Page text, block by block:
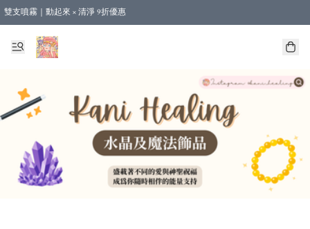
雙支噴霧｜動起來 × 清淨 9折優惠
🎁新會員首單 9 折 - 立即註冊，即享購物優惠！ (不適用於合作店產品、課程及預購
【運費優惠】全單消費滿 $500 即享本地順豐包郵。（合作店產品亦計算在內）